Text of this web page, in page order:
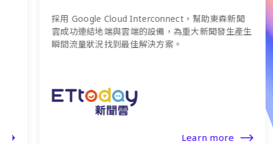
採用 Google Cloud Interconnect，幫助東森新聞
雲成功連結地端與雲端的設備，為重大新聞發生產生
瞬間流量狀況找到最佳解決方案。
Learn more